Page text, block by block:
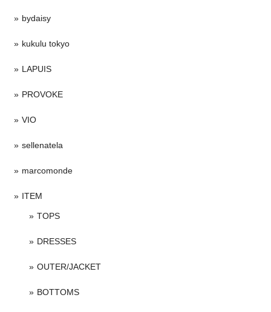
bydaisy
kukulu tokyo
LAPUIS
PROVOKE
VIO
sellenatela
marcomonde
ITEM
TOPS
DRESSES
OUTER/JACKET
BOTTOMS